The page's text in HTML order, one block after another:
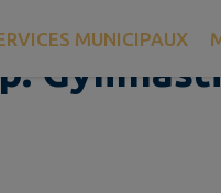
MUNICIPAUX